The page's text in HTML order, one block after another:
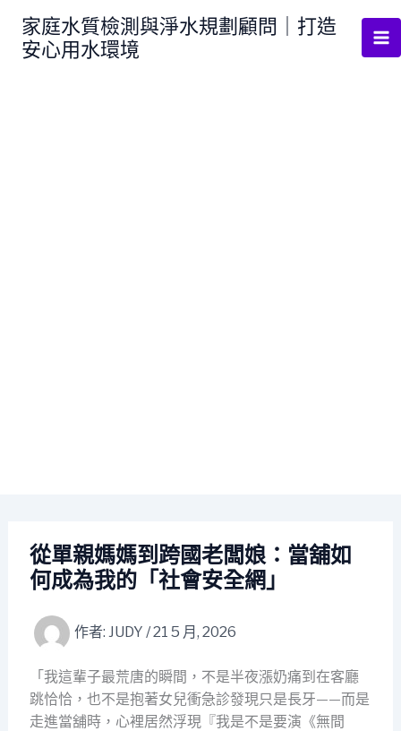
家庭水質檢測與淨水規劃顧問｜打造
安心用水環境
從單親媽媽到跨國老闆娘：當舖如
何成為我的「社會安全網」
作者: JUDY /21 5 月, 2026
「我這輩子最荒唐的瞬間，不是半夜漲奶痛到在客廳
跳恰恰，也不是抱著女兒衝急診發現只是長牙——而是
走進當舖時，心裡居然浮現『我是不是要演《無間